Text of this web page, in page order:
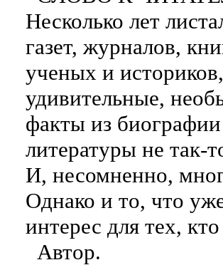
Несколько лет
газет, журналов,
ученых и
удивительные,
факты из
литературы не
И, несомненно,
Однако и то, что
интерес для тех,
Автор.